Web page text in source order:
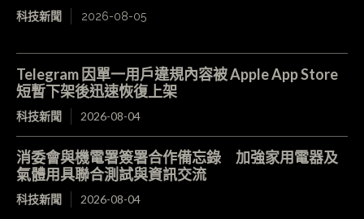
科技新聞 2026-08-05
Telegram 因單一用戶違規內容被 Apple App Store
短暫下架後迅速恢復上架
科技新聞 2026-08-04
消委會與機電署簽署合作備忘錄 加強家用電器及
氣體用具聯合測試與資訊交流
科技新聞 2026-08-04